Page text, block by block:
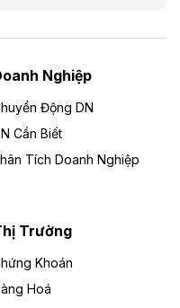
điện Bắc Giang do
Bắc Giang làm
sinh thái’
của Công ty Cổ
(HoSE: DLG) được
Nghiệp
Động DN
Cần Biết
Tích Doanh Nghiệp
Trường
Khoán
Hoá